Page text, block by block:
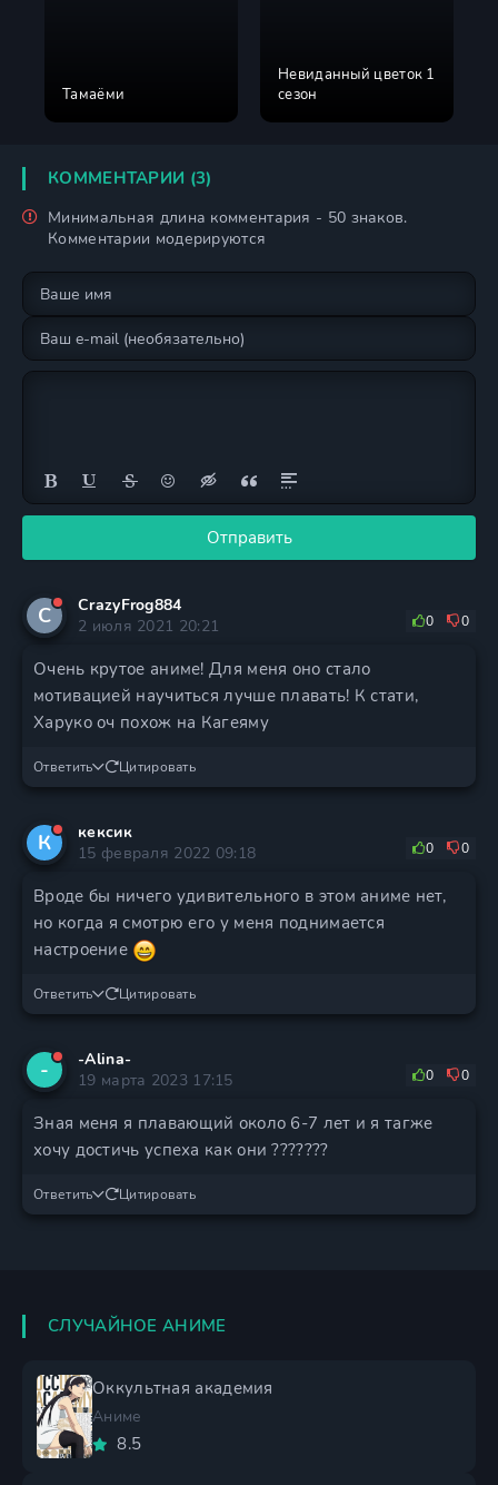
Тамаёми
Невиданный цветок 1
сезон
КОММЕНТАРИИ (3)
Минимальная длина комментария - 50 знаков.
Комментарии модерируются
Отправить
C
CrazyFrog884
2 июля 2021 20:21
0 0
Очень крутое аниме! Для меня оно стало
мотивацией научиться лучше плавать! К стати,
Харуко оч похож на Кагеяму
Ответить Цитировать
К
кексик
15 февраля 2022 09:18
0 0
Вроде бы ничего удивительного в этом аниме нет,
но когда я смотрю его у меня поднимается
настроение
Ответить Цитировать
-
-Alina-
19 марта 2023 17:15
0 0
Зная меня я плавающий около 6-7 лет и я тагже
хочу достичь успеха как они ???????
Ответить Цитировать
СЛУЧАЙНОЕ АНИМЕ
Оккультная академия
Аниме
8.5